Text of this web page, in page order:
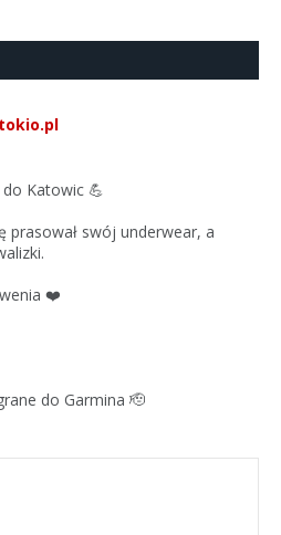
Katowic 💪
prasował swój underwear, a
❤️
do Garmina 🫡